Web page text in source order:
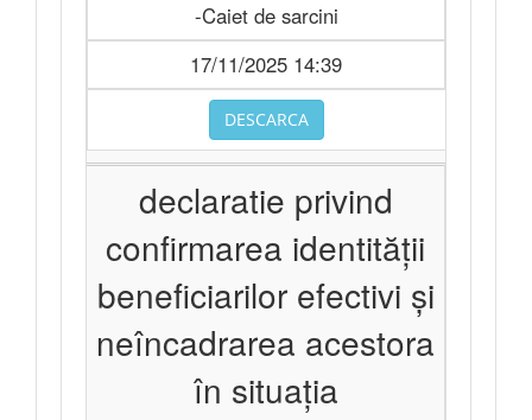
-Caiet de sarcini
17/11/2025 14:39
DESCARCA
declaratie privind
confirmarea identității
beneficiarilor efectivi și
neîncadrarea acestora
în situația